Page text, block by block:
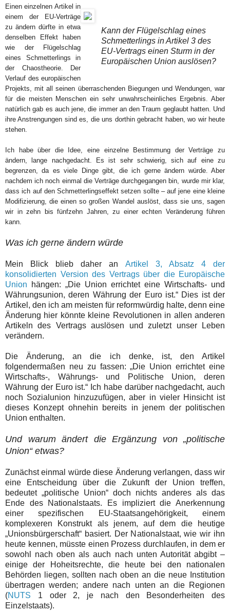
Kann der Flügelschlag eines
Schmetterlings in Artikel 3 des
EU-Vertrags einen Sturm in der
Europäischen Union auslösen?
Einen einzelnen Artikel in
einem der EU-Verträge
zu ändern dürfte in etwa
denselben Effekt haben
wie der Flügelschlag
eines Schmetterlings in
der Chaostheorie. Der
Verlauf des europäischen
Projekts, mit all seinen überraschenden Biegungen und Wendungen, war
für die meisten Menschen ein sehr unwahrscheinliches Ergebnis. Aber
natürlich gab es auch jene, die immer an den Traum geglaubt hatten. Und
ihre Anstrengungen sind es, die uns dorthin gebracht haben, wo wir heute
stehen.
Ich habe über die Idee, eine einzelne Bestimmung der Verträge zu
ändern, lange nachgedacht. Es ist sehr schwierig, sich auf eine zu
begrenzen, da es viele Dinge gibt, die ich gerne ändern würde. Aber
nachdem ich noch einmal die Verträge durchgegangen bin, wurde mir klar,
dass ich auf den Schmetterlingseffekt setzen sollte – auf jene eine kleine
Modifizierung, die einen so großen Wandel auslöst, dass sie uns, sagen
wir in zehn bis fünfzehn Jahren, zu einer echten Veränderung führen
kann.
Was ich gerne ändern würde
Mein Blick blieb daher an Artikel 3, Absatz 4 der
konsolidierten Version des Vertrags über die Europäische
Union hängen: „Die Union errichtet eine Wirtschafts- und
Währungsunion, deren Währung der Euro ist.“ Dies ist der
Artikel, den ich am meisten für reformwürdig halte, denn eine
Änderung hier könnte kleine Revolutionen in allen anderen
Artikeln des Vertrags auslösen und zuletzt unser Leben
verändern.
Die Änderung, an die ich denke, ist, den Artikel
folgendermaßen neu zu fassen: „Die Union errichtet eine
Wirtschafts-, Währungs- und Politische Union, deren
Währung der Euro ist.“ Ich habe darüber nachgedacht, auch
noch Sozialunion hinzuzufügen, aber in vieler Hinsicht ist
dieses Konzept ohnehin bereits in jenem der politischen
Union enthalten.
Und warum ändert die Ergänzung von „politische
Union“ etwas?
Zunächst einmal würde diese Änderung verlangen, dass wir
eine Entscheidung über die Zukunft der Union treffen,
bedeutet „politische Union“ doch nichts anderes als das
Ende des Nationalstaats. Es impliziert die Anerkennung
einer spezifischen EU-Staatsangehörigkeit, einem
komplexeren Konstrukt als jenem, auf dem die heutige
„Unionsbürgerschaft“ basiert. Der Nationalstaat, wie wir ihn
heute kennen, müsste einen Prozess durchlaufen, in dem er
sowohl nach oben als auch nach unten Autorität abgibt –
einige der Hoheitsrechte, die heute bei den nationalen
Behörden liegen, sollten nach oben an die neue Institution
übertragen werden; andere nach unten an die Regionen
(NUTS 1 oder 2, je nach den Besonderheiten des
Einzelstaats).